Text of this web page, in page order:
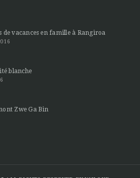
de vacances en famille à Rangiroa
blanche
Zwe Ga Bin